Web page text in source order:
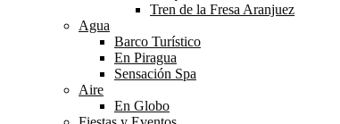
Tren de la Fresa Aranjuez
Agua
Barco Turístico
En Piragua
Sensación Spa
Aire
En Globo